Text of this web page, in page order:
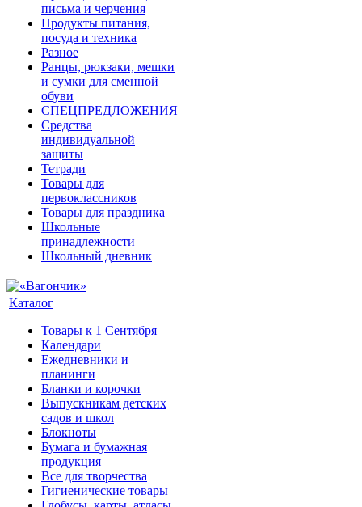
письма и черчения
Продукты питания,
посуда и техника
Разное
Ранцы, рюкзаки, мешки
и сумки для сменной
обуви
СПЕЦПРЕДЛОЖЕНИЯ
Средства
индивидуальной
защиты
Тетради
Товары для
первоклассников
Товары для праздника
Школьные
принадлежности
Школьный дневник
Каталог
Товары к 1 Сентября
Календари
Ежедневники и
планинги
Бланки и корочки
Выпускникам детских
садов и школ
Блокноты
Бумага и бумажная
продукция
Все для творчества
Гигиенические товары